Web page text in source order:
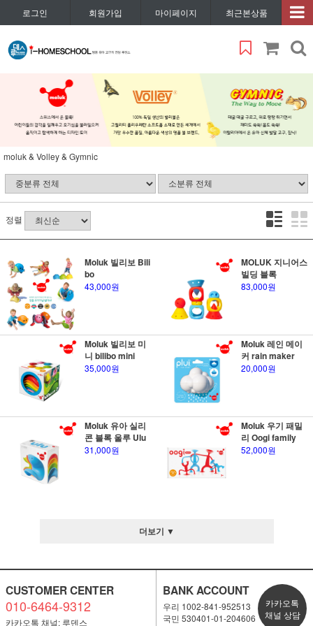
로그인 회원가입 마이페이지 최근본상품
moluk & Volley & Gymnic
정렬
Moluk 빌리보 Bili
bo
43,000원
MOLUK 지니어스
빌딩 블록
83,000원
Moluk 빌리보 미
니 bilibo mini
35,000원
Moluk 레인 메이
커 rain maker
20,000원
Moluk 유아 실리
콘 블록 울루 Ulu
31,000원
Moluk 우기 패밀
리 Oogi family
52,000원
더보기 ▼
CUSTOMER CENTER
010-6464-9312
카카오톡 채널: 루덴스
BANK ACCOUNT
우리 1002-841-952513
국민 530401-01-204606
카카오톡
채널 상담